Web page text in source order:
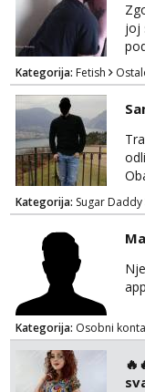
joj
Kategorija: Fetish
Kategorija: Sugar Daddy
Kategorija: Osobni